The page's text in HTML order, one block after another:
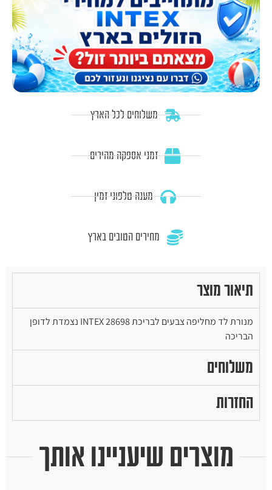
משלוחים לכל הארץ
זמני אספקה מהירים
מענה טלפוני זמין
מחירים הטובים בארץ
תיאור מוצר
מנורת לד מחליפה צבעים לבריכת INTEX 28698 נצמדת לדופן
הבריכה
משלוחים
החזרות
מוצרים שיעניינו אותך